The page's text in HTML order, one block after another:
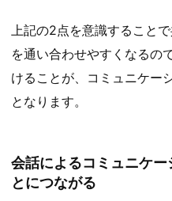
上記の2点を意識すること
を通い合わせやすくなるの
けることが、コミュニケー
となります。
会話によるコミュニケ
とにつながる